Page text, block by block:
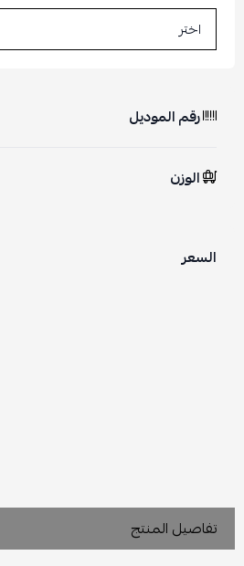
رقم الموديل
الوزن
السعر
تفاصيل المنتج